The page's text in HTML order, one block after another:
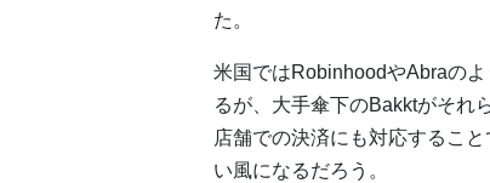
た。
米国ではRobinhoodやAbraの
るが、大手傘下のBakktがそれ
店舗での決済にも対応するこ
い風になるだろう。